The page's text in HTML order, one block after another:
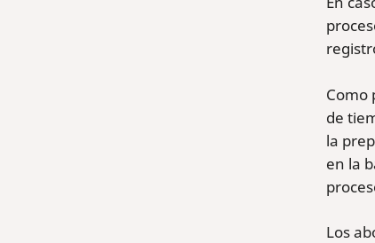
Como
de
la
en la
Los